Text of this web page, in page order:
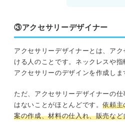
③アクセサリーデザイナー
アクセサリーデザイナーとは、ア
ける人のことです。ネックレスや
アクセサリーのデザインを作成しま
ただ、アクセサリーデザイナーの
はないことがほとんどです。依頼主
案の作成、材料の仕入れ、販売な